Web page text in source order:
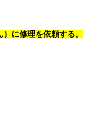
に修理を依頼する。